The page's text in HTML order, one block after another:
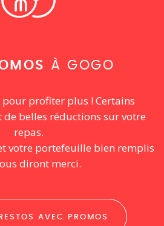
À GOGO
pour profiter plus ! Certains
belles réductions sur votre
repas.
votre portefeuille bien remplis
diront merci.
AVEC PROMOS